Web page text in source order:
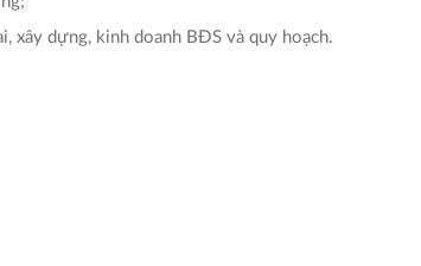
xây dựng, kinh doanh BĐS và quy hoạch.